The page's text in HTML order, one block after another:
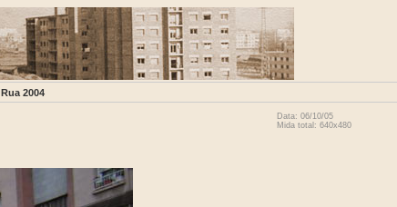
Rua 2004
Data: 06/10/05
Mida total: 640x480